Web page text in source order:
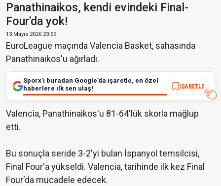
Panathinaikos, kendi evindeki Final-
Four'da yok!
13 Mayıs 2026 23:59
EuroLeague maçında Valencia Basket, sahasında
Panathinaikos'u ağırladı.
Sporx’i buradan Google’da işaretle, en özel
haberlere ilk sen ulaş!
İŞARETLE
Valencia, Panathinaikos'u 81-64'lük skorla mağlup
etti.
Bu sonuçla seride 3-2'yi bulan İspanyol temsilcisi,
Final Four'a yükseldi. Valencia, tarihinde ilk kez Final
Four'da mücadele edecek.